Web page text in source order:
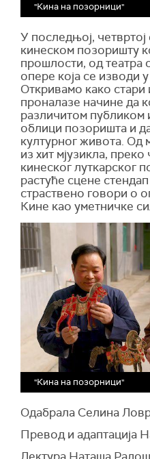
"Кина на позорници"
У последњој,
кинеском позоришту
прошлости, од театра
опере која се изводи
Откривамо како
проналазе начине да
различитом публиком
облици позоришта и
културног живота. Од
из хит мјузикла,
кинеског луткарског
растуће сцене
страствено говори о
Кине као уметничке
"Кина на позорници"
Одабрала Селина
Превод и адаптација